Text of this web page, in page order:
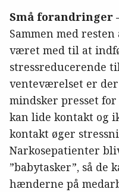
Små forandringer
Sammen med
været med til at
stressreducerende
venteværelset er
mindsker presset
kan lide kontakt og
kontakt øger
Narkosepatienter
”babytasker”, så de
hænderne på